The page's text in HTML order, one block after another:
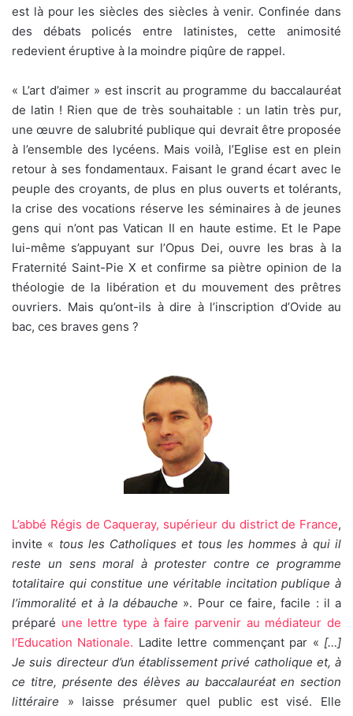
est là pour les siècles des siècles à venir. Confinée dans
des débats policés entre latinistes, cette animosité
redevient éruptive à la moindre piqûre de rappel.
« L’art d’aimer » est inscrit au programme du baccalauréat
de latin ! Rien que de très souhaitable : un latin très pur,
une œuvre de salubrité publique qui devrait être proposée
à l’ensemble des lycéens. Mais voilà, l’Eglise est en plein
retour à ses fondamentaux. Faisant le grand écart avec le
peuple des croyants, de plus en plus ouverts et tolérants,
la crise des vocations réserve les séminaires à de jeunes
gens qui n’ont pas Vatican II en haute estime. Et le Pape
lui-même s’appuyant sur l’Opus Dei, ouvre les bras à la
Fraternité Saint-Pie X et confirme sa piètre opinion de la
théologie de la libération et du mouvement des prêtres
ouvriers. Mais qu’ont-ils à dire à l’inscription d’Ovide au
bac, ces braves gens ?
L’abbé Régis de Caqueray, supérieur du district de France,
invite « tous les Catholiques et tous les hommes à qui il
reste un sens moral à protester contre ce programme
totalitaire qui constitue une véritable incitation publique à
l’immoralité et à la débauche ». Pour ce faire, facile : il a
préparé une lettre type à faire parvenir au médiateur de
l’Education Nationale. Ladite lettre commençant par « […]
Je suis directeur d’un établissement privé catholique et, à
ce titre, présente des élèves au baccalauréat en section
littéraire » laisse présumer quel public est visé. Elle